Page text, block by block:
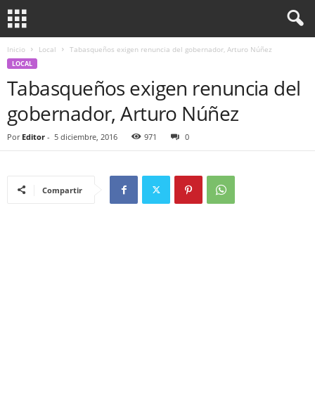
Inicio Local Tabasqueños exigen renuncia del gobernador, Arturo Núñez
LOCAL
Tabasqueños exigen renuncia del
gobernador, Arturo Núñez
Por Editor - 5 diciembre, 2016 971 0
Compartir